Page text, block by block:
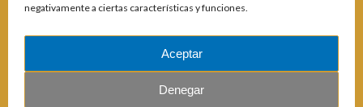
negativamente a ciertas características y funciones.
Aceptar
Denegar